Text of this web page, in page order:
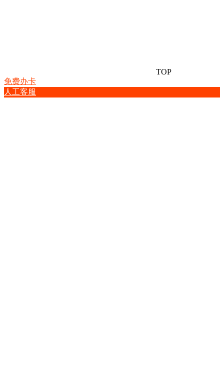
TOP
免费办卡
人工客服